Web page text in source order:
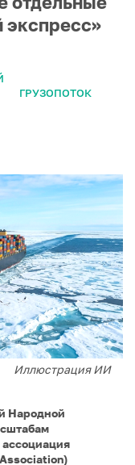
ГРУЗОПОТОК
Иллюстрация ИИ
Народной
ассоциация